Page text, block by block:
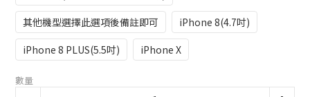
其他機型選擇此選項後備註即可
iPhone 8(4.7吋)
iPhone 8 PLUS(5.5吋)
iPhone X
數量